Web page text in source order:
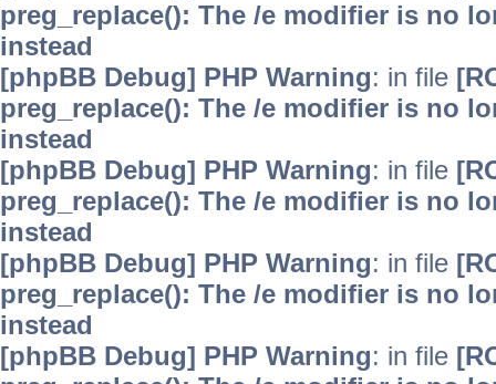
preg_replace(): The /e modifier is no
instead
[phpBB Debug] PHP Warning: in file
preg_replace(): The /e modifier is no
instead
[phpBB Debug] PHP Warning: in file
preg_replace(): The /e modifier is no
instead
[phpBB Debug] PHP Warning: in file
preg_replace(): The /e modifier is no
instead
[phpBB Debug] PHP Warning: in file